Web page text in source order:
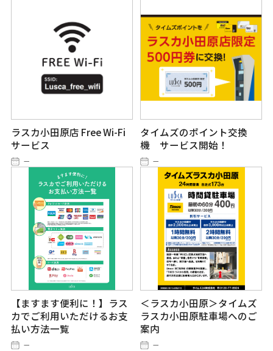
ラスカ小田原店 Free Wi-Fi
サービス
－
タイムズのポイント交換
機 サービス開始！
－
【ますます便利に！】ラス
カでご利用いただけるお支
払い方法一覧
－
＜ラスカ小田原＞タイムズ
ラスカ小田原駐車場へのご
案内
－